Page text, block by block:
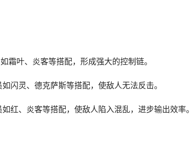
霜叶、炎客等搭配，形成强大的控制链。
闪灵、德克萨斯等搭配，使敌人无法反击。
红、炎客等搭配，使敌人陷入混乱，进步输出效率。